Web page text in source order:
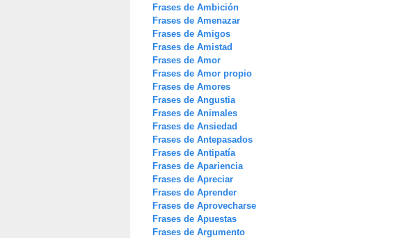
Frases de Ambición
Frases de Amenazar
Frases de Amigos
Frases de Amistad
Frases de Amor
Frases de Amor propio
Frases de Amores
Frases de Angustia
Frases de Animales
Frases de Ansiedad
Frases de Antepasados
Frases de Antipatía
Frases de Apariencia
Frases de Apreciar
Frases de Aprender
Frases de Aprovecharse
Frases de Apuestas
Frases de Argumento